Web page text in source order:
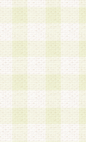
損害の発生について
如何を問わず、一切
含まれる氏名・住所
きる情報を当社が別
切に取り扱うものとし
号に定める目的に利
目的で個人情報を利
で利用するものとし